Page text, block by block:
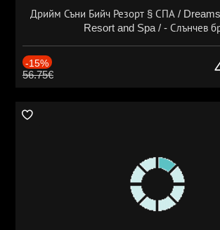
Дрийм Съни Бийч Резорт § СПА /
Resort and Spa / - Слънчев
-15%
56.75€